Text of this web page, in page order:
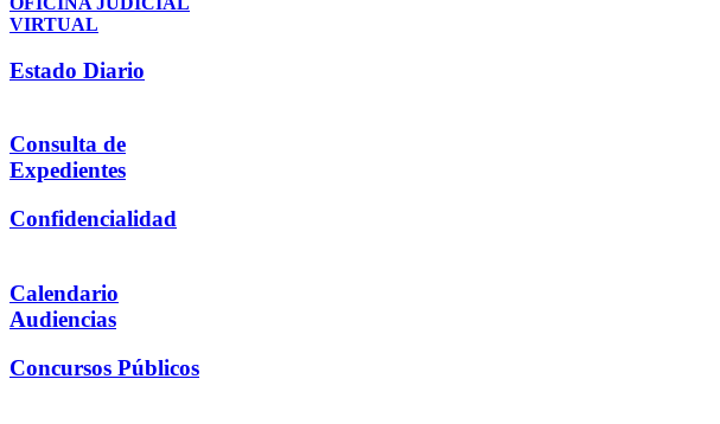
VIRTUAL
Estado Diario
Consulta de
Expedientes
Confidencialidad
Calendario
Audiencias
Concursos Públicos